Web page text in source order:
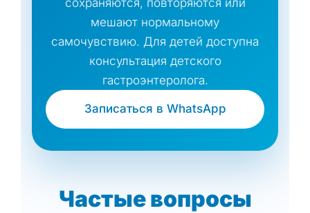
мешают нормальному
самочувствию. Для детей доступна
консультация детского
гастроэнтеролога.
Записаться в WhatsApp
Частые вопросы